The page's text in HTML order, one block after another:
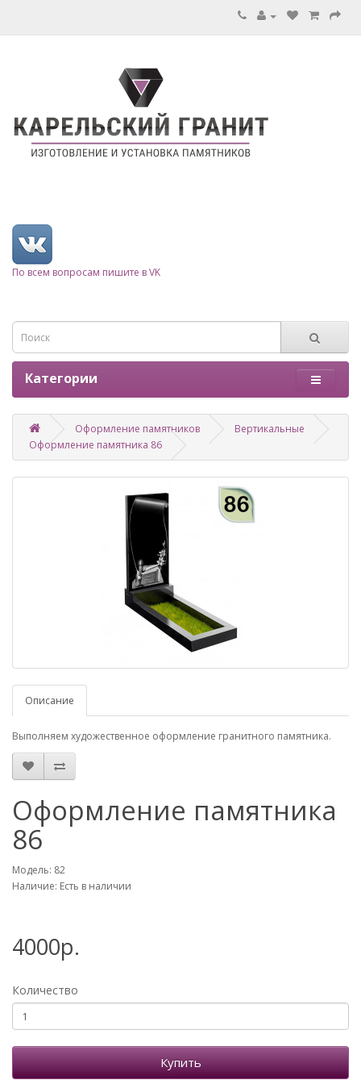
По всем вопросам пишите в VK
Категории
Оформление памятников
Вертикальные
Оформление памятника 86
Описание
Выполняем художественное оформление гранитного памятника.
Оформление памятника
86
Модель: 82
Наличие: Есть в наличии
4000р.
Количество
Купить